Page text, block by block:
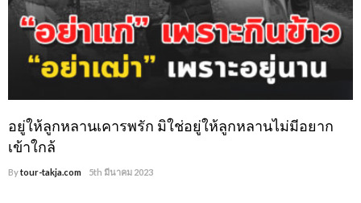
อยู่ให้ลูกหลานเคารพรัก มิใช่อยู่ให้ลูกหลานไม่มีอยาก
เข้าใกล้
Bytour-takja.com 5th มีนาคม 2023